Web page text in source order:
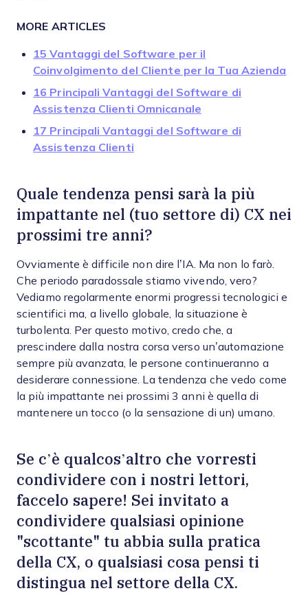
MORE ARTICLES
15 Vantaggi del Software per il
Coinvolgimento del Cliente per la Tua Azienda
16 Principali Vantaggi del Software di
Assistenza Clienti Omnicanale
17 Principali Vantaggi del Software di
Assistenza Clienti
Quale tendenza pensi sarà la più
impattante nel (tuo settore di) CX nei
prossimi tre anni?
Ovviamente è difficile non dire l’IA. Ma non lo farò.
Che periodo paradossale stiamo vivendo, vero?
Vediamo regolarmente enormi progressi tecnologici e
scientifici ma, a livello globale, la situazione è
turbolenta. Per questo motivo, credo che, a
prescindere dalla nostra corsa verso un’automazione
sempre più avanzata, le persone continueranno a
desiderare connessione. La tendenza che vedo come
la più impattante nei prossimi 3 anni è quella di
mantenere un tocco (o la sensazione di un) umano.
Se c’è qualcos’altro che vorresti
condividere con i nostri lettori,
faccelo sapere! Sei invitato a
condividere qualsiasi opinione
"scottante" tu abbia sulla pratica
della CX, o qualsiasi cosa pensi ti
distingua nel settore della CX.